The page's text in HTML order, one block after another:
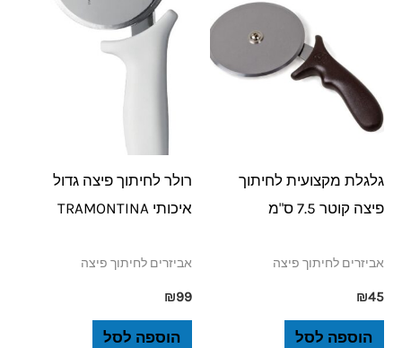
גלגלת מקצועית לחיתוך
פיצה קוטר 7.5 ס"מ
אביזרים לחיתוך פיצה
₪45
הוספה לסל
רולר לחיתוך פיצה גדול
איכותי TRAMONTINA
אביזרים לחיתוך פיצה
₪99
הוספה לסל